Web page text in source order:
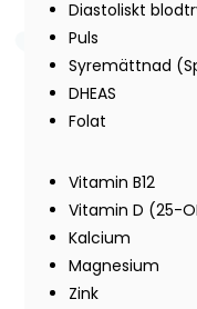
Diastoliskt
Puls
Syremättnad
DHEAS
Folat
Vitamin B12
Vitamin D (25-
Kalcium
Magnesium
Zink